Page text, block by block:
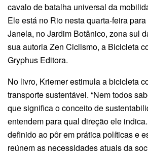
cavalo de batalha universal da
Ele está no Rio nesta quarta-feira
Janela, no Jardim Botânico, zona sul
sua autoria Zen Ciclismo, a Bicicleta
Gryphus Editora.
No livro, Kriemer estimula a bicicleta
transporte sustentável. “Nem todos
que significa o conceito de
entendem para qual direção ele
definido ao pôr em prática políticas e
reúnem as necessidades atuais da